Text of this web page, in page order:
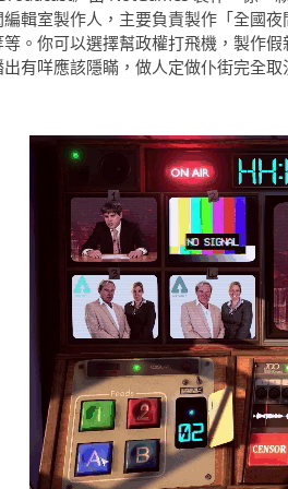
編輯室製作人，主要負責製作「全國
。你可以選擇幫政權打飛機，製作
有咩應該隱瞞，做人定做仆街完全